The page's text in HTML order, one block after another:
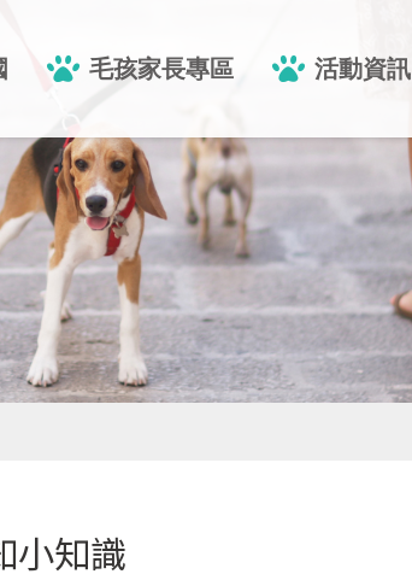
毛孩家長專區 活動資訊
小知識